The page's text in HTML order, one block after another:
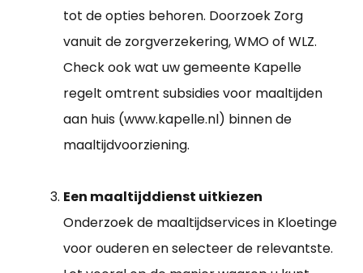
tot de opties behoren. Doorzoek Zorg
vanuit de zorgverzekering, WMO of WLZ.
Check ook wat uw gemeente Kapelle
regelt omtrent subsidies voor maaltijden
aan huis (www.kapelle.nl) binnen de
maaltijdvoorziening.
Een maaltijddienst uitkiezen
Onderzoek de maaltijdservices in Kloetinge
voor ouderen en selecteer de relevantste.